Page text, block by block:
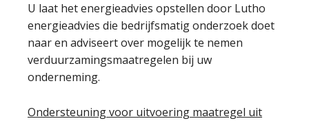
U laat het energieadvies opstellen door Lutho
energieadvies die bedrijfsmatig onderzoek doet
naar en adviseert over mogelijk te nemen
verduurzamingsmaatregelen bij uw
onderneming.
Ondersteuning voor uitvoering maatregel uit